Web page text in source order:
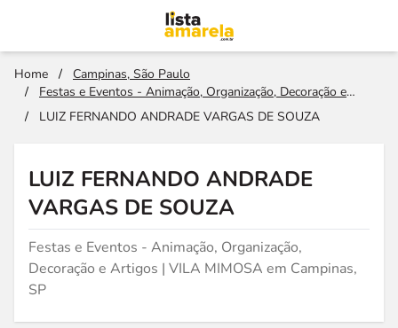
Home /
Campinas, São Paulo
/
Festas e Eventos - Animação, Organização, Decoração e
Artigos
/ LUIZ FERNANDO ANDRADE VARGAS DE SOUZA
LUIZ FERNANDO ANDRADE
VARGAS DE SOUZA
Festas e Eventos - Animação, Organização,
Decoração e Artigos | VILA MIMOSA em Campinas,
SP